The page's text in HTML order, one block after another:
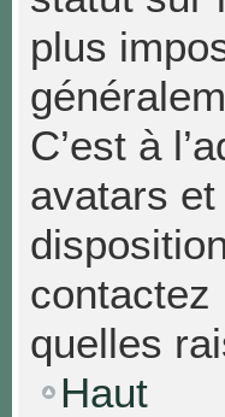
plus
C’est à
avatars
contactez
quelles
Haut